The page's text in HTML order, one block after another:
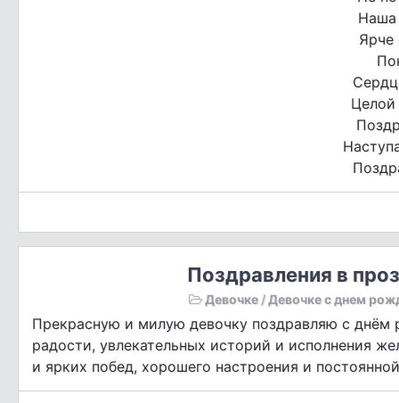
Наша
Ярче
Поздравления в
Девочке /Девочке с днем
Прекрасную и милую девочку поздравляю с
радости, увлекательных историй и исполнения
и ярких побед, хорошего настроения и